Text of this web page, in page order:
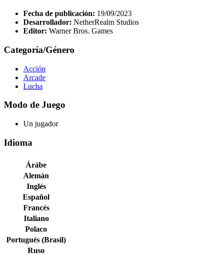
Fecha de publicación: 19/09/2023
Desarrollador: NetherRealm Studios
Editor: Warner Bros. Games
Categoría/Género
Acción
Arcade
Lucha
Modo de Juego
Un jugador
Idioma
Árábe
Alemán
Inglés
Español
Francés
Italiano
Polaco
Portugués (Brasil)
Ruso